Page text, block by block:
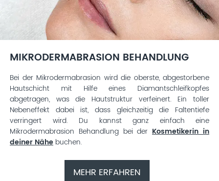
MIKRODERMABRASION BEHANDLUNG
Bei der Mikrodermabrasion wird die oberste, abgestorbene
Hautschicht mit Hilfe eines Diamantschleifkopfes
abgetragen, was die Hautstruktur verfeinert. Ein toller
Nebeneffekt dabei ist, dass gleichzeitig die Faltentiefe
verringert wird. Du kannst ganz einfach eine
Mikrodermabrasion Behandlung bei derKosmetikerin in
deiner Nähe buchen.
MEHR ERFAHREN